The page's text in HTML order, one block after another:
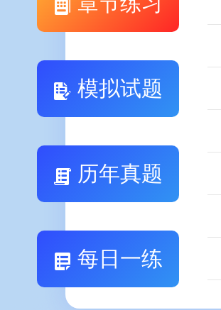
模拟试题
历年真题
每日一练